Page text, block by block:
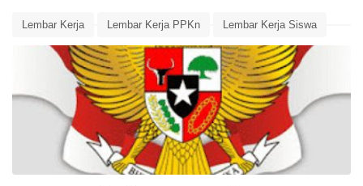
Lembar Kerja Lembar Kerja PPKn Lembar Kerja Siswa
Lembar Kerja Siswa Interaktif Media Pembelajaran
Perumusan dan Pengesahan UUD NRI 1945
PPKn Kelas 7 Bab 3